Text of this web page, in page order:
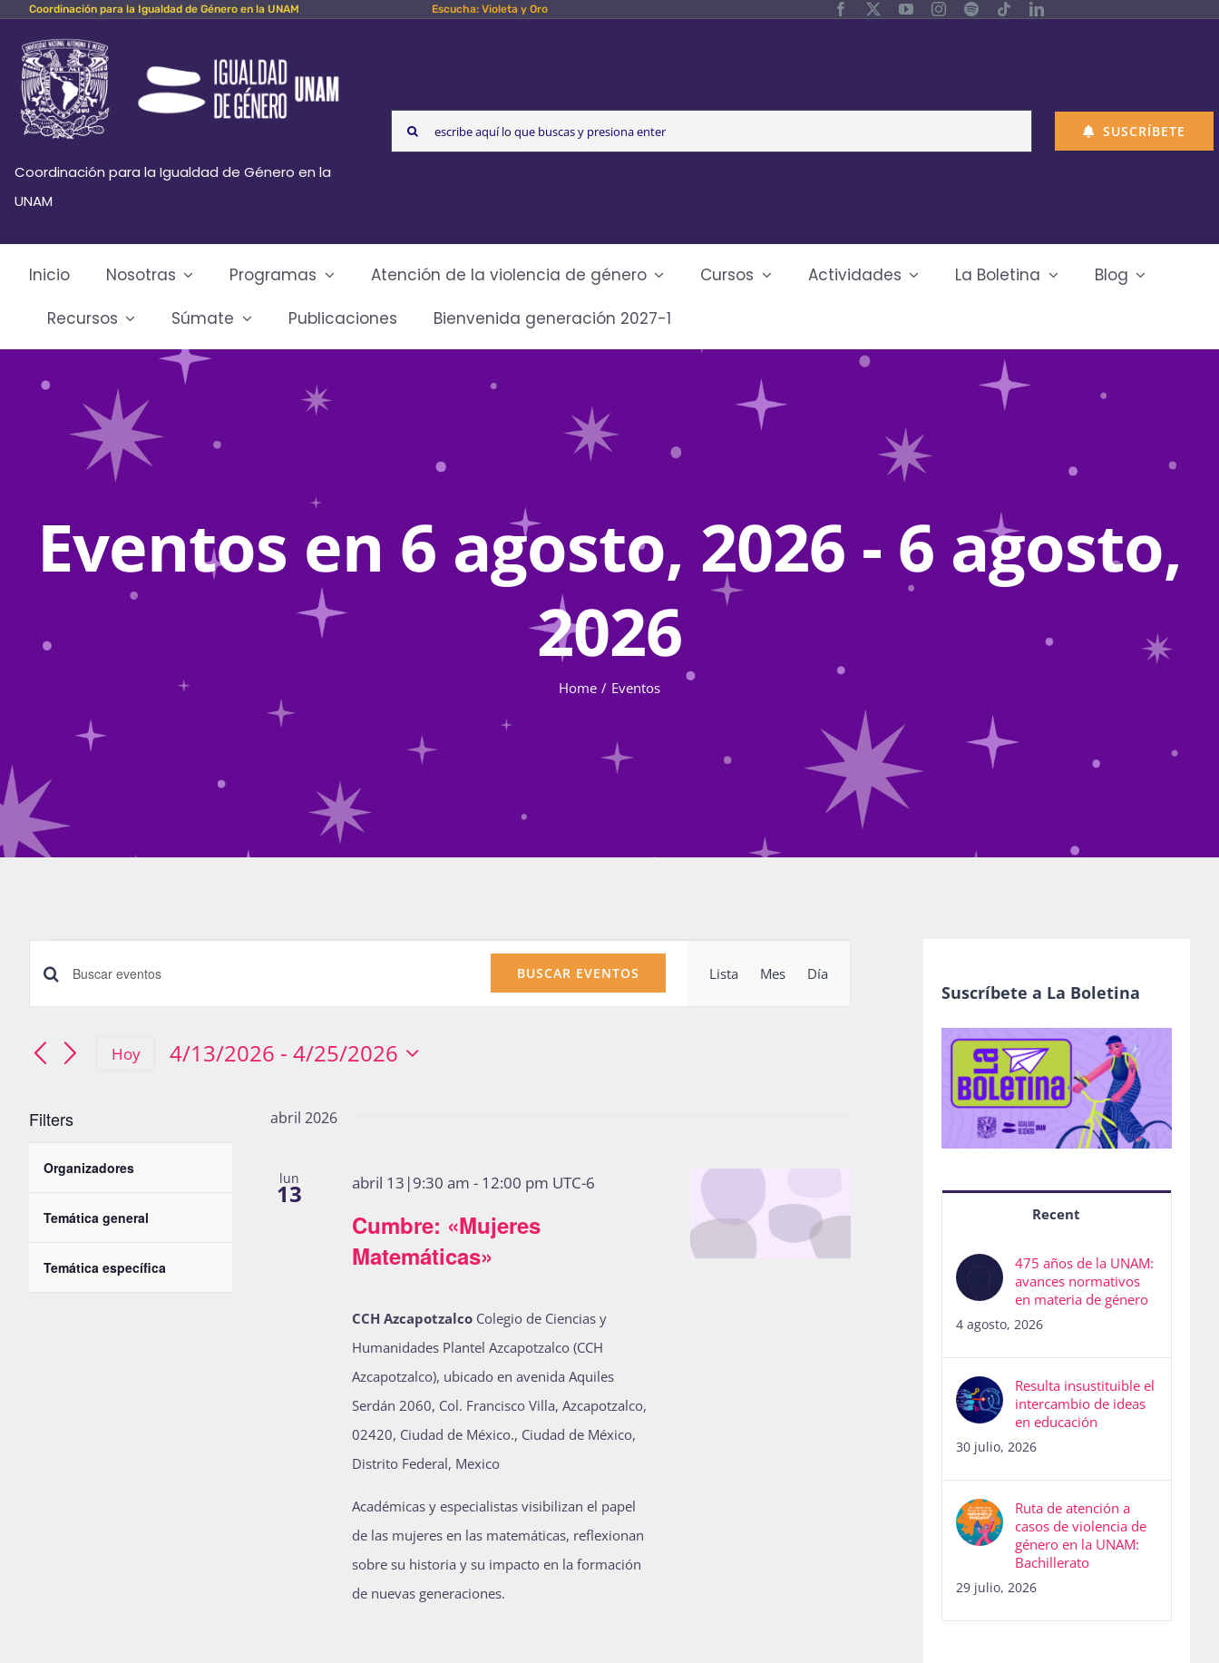
Skip
content
Coordinación para la Igualdad de Género en la UNAM Escucha: Violeta y Oro
Coordinación para la Igualdad de Género en la
UNAM
Search
for:
SUSCRÍBETE
Inicio Nosotras Programas Atención de la violencia de género Cursos Actividades La Boletina
Blog
Recursos
Súmate Publicaciones Bienvenida generación 2027-1
Eventos en 6 agosto, 2026 - 6 agosto,
2026
Home Eventos
Eventos
Búsqueda
y
de
vistas
de
Eventos
Introduce
palabra
Eventos
para
palabra
BUSCAR EVENTOS
de
Lista Mes Día
Hoy 4/13/2026 - 4/25/2026
Filters
form
Organizadores
Temática general
Temática específica
abril 2026
lun
13
Cumbre: «Mujeres
Matemáticas»
abril 13|9:30 am - 12:00 pm UTC-6
CCH Azcapotzalco Colegio de Ciencias y
Humanidades Plantel Azcapotzalco (CCH
Azcapotzalco), ubicado en avenida Aquiles
Serdán 2060, Col. Francisco Villa, Azcapotzalco,
02420, Ciudad de México., Ciudad de México,
Distrito Federal, Mexico
Académicas y especialistas visibilizan el papel
de las mujeres en las matemáticas, reflexionan
sobre su historia y su impacto en la formación
de nuevas generaciones.
Suscríbete a La Boletina
Recent
475 años de la UNAM:
avances normativos
en materia de género
4 agosto, 2026
Resulta insustituible el
intercambio de ideas
en educación
30 julio, 2026
Ruta de atención a
casos de violencia de
género en la UNAM:
Bachillerato
29 julio, 2026